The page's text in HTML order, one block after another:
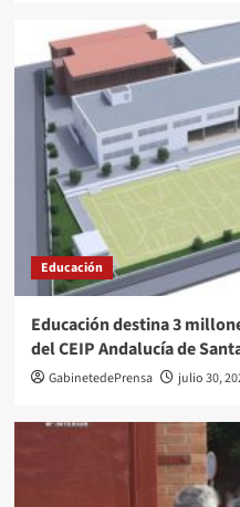
Educación
Educación destina 3
del CEIP Andalucía de
GabinetedePrensa julio 30,